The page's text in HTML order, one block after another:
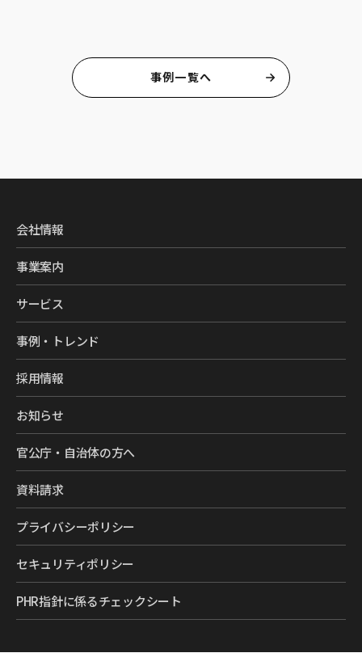
事例一覧へ
会社情報
事業案内
サービス
事例・トレンド
採用情報
お知らせ
官公庁・自治体の方へ
資料請求
プライバシーポリシー
セキュリティポリシー
PHR指針に係るチェックシート